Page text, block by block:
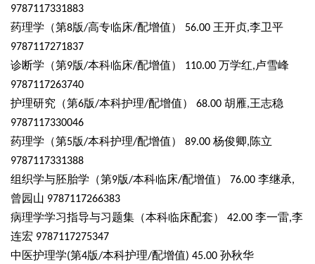
9787117331883
药理学（第8版/高专临床/配增值） 56.00 王开贞,李卫平
9787117271837
诊断学（第9版/本科临床/配增值） 110.00 万学红,卢雪峰
9787117263740
护理研究（第6版/本科护理/配增值） 68.00 胡雁,王志稳
9787117330046
药理学（第5版/本科护理/配增值） 89.00 杨俊卿,陈立
9787117331388
组织学与胚胎学（第9版/本科临床/配增值） 76.00 李继承,
曾园山 9787117266383
病理学学习指导与习题集（本科临床配套） 42.00 李一雷,李
连宏 9787117275347
中医护理学(第4版/本科护理/配增值) 45.00 孙秋华